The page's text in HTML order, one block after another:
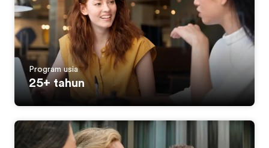
Program usia
25+ tahun